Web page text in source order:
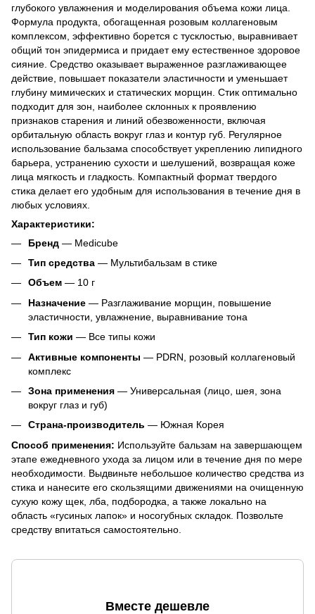
глубокого увлажнения и моделирования объема кожи лица.
Формула продукта, обогащенная розовым коллагеновым
комплексом, эффективно борется с тусклостью, выравнивает
общий тон эпидермиса и придает ему естественное здоровое
сияние. Средство оказывает выраженное разглаживающее
действие, повышает показатели эластичности и уменьшает
глубину мимических и статических морщин. Стик оптимально
подходит для зон, наиболее склонных к проявлению
признаков старения и линий обезвоженности, включая
орбитальную область вокруг глаз и контур губ. Регулярное
использование бальзама способствует укреплению липидного
барьера, устранению сухости и шелушений, возвращая коже
лица мягкость и гладкость. Компактный формат твердого
стика делает его удобным для использования в течение дня в
любых условиях.
Характеристики:
Бренд — Medicube
Тип средства — Мультибальзам в стике
Объем — 10 г
Назначение — Разглаживание морщин, повышение
эластичности, увлажнение, выравнивание тона
Тип кожи — Все типы кожи
Активные компоненты — PDRN, розовый коллагеновый
комплекс
Зона применения — Универсальная (лицо, шея, зона
вокруг глаз и губ)
Страна-производитель — Южная Корея
Способ применения: Используйте бальзам на завершающем
этапе ежедневного ухода за лицом или в течение дня по мере
необходимости. Выдвиньте небольшое количество средства из
стика и нанесите его скользящими движениями на очищенную
сухую кожу щек, лба, подбородка, а также локально на
область «гусиных лапок» и носогубных складок. Позвольте
средству впитаться самостоятельно.
Вместе дешевле